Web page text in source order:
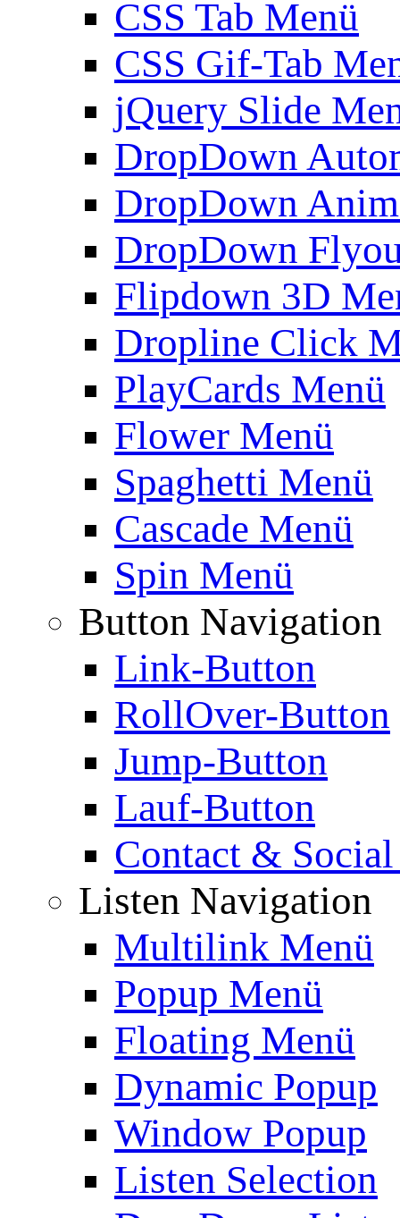
CSS Tab Menü
CSS Gif-Tab
jQuery Slide
DropDown
DropDown
DropDown
Flipdown 3D
Dropline Click
PlayCards Menü
Flower Menü
Spaghetti Menü
Cascade Menü
Spin Menü
Button Navigation
Link-Button
RollOver-Button
Jump-Button
Lauf-Button
Contact &
Listen Navigation
Multilink Menü
Popup Menü
Floating Menü
Dynamic Popup
Window Popup
Listen Selection